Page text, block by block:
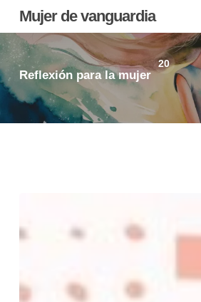
Skip
to
main
content
Mujer de vanguardia
Reflexión para la mujer
20
llene
corazón